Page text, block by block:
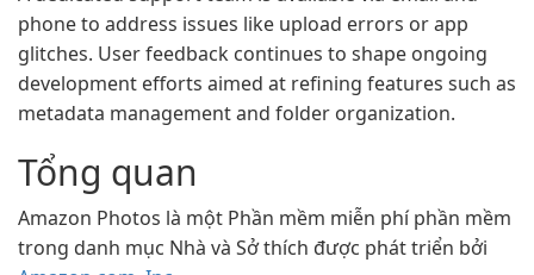
phone to address issues like upload errors or app
glitches. User feedback continues to shape ongoing
development efforts aimed at refining features such as
metadata management and folder organization.
Tổng quan
Amazon Photos là một Phần mềm miễn phí phần mềm
trong danh mục Nhà và Sở thích được phát triển bởi